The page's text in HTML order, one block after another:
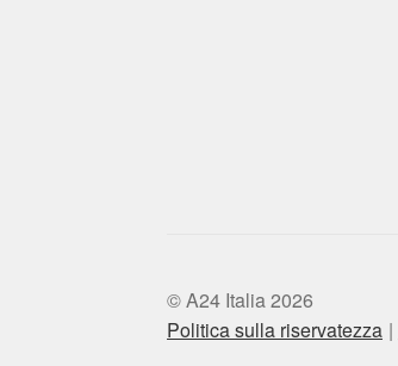
© A24 Italia 2026
Politica sulla riservatezza